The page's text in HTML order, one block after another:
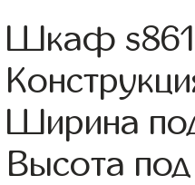
Шкаф s861
Ширина
Высота под